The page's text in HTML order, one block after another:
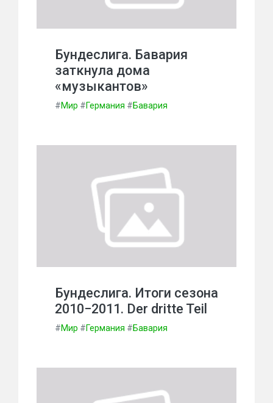
Бундеслига. Бавария
заткнула дома
«музыкантов»
#Мир #Германия #Бавария
Бундеслига. Итоги сезона
2010−2011. Der dritte Teil
#Мир #Германия #Бавария